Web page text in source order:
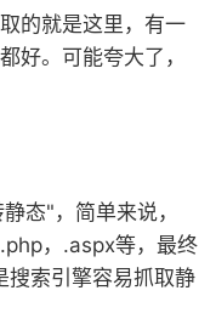
的就是这里，有一
好。可能夸大了，
态"，简单来说，
，.aspx等，最终
索引擎容易抓取静